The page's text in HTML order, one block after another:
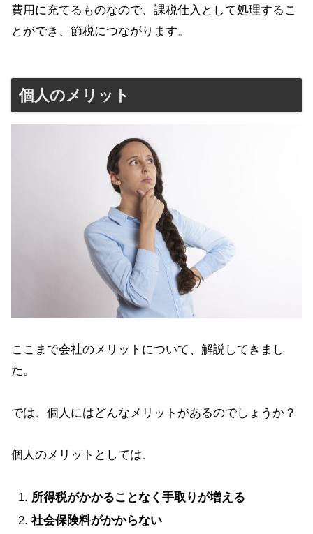
費用に充てるものなので、課税仕入として処理するこ
とができ、節税につながります。
個人のメリット
ここまで会社のメリットについて、解説してきまし
た。
では、個人にはどんなメリットがあるのでしょうか？
個人のメリットとしては、
所得税がかかることなく手取りが増える
社会保険料がかからない